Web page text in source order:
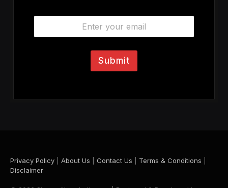
E
a
Submit
Privacy Policy About Us Contact Us Terms & Conditions
Disclaimer